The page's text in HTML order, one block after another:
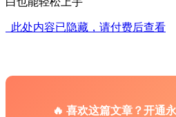
此处内容已隐藏，请付费后查看
🔥 喜欢这篇文章？开通